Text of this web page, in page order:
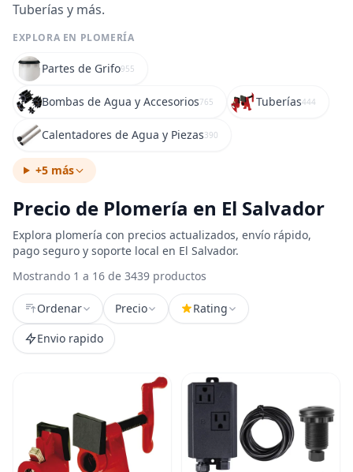
Tuberías y más.
EXPLORA EN PLOMERÍA
Partes de Grifo955
Bombas de Agua y Accesorios765 Tuberías444
Calentadores de Agua y Piezas390
+5 más
Precio de Plomería en El Salvador
Explora plomería con precios actualizados, envío rápido,
pago seguro y soporte local en El Salvador.
Mostrando 1 a 16 de 3439 productos
Ordenar Precio
Rating
Envio rapido